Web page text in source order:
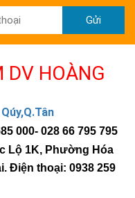
Gửi
DV HOÀNG
000- 028 66 795 795
Lộ 1K, Phường Hóa
Điện thoại: 0938 259